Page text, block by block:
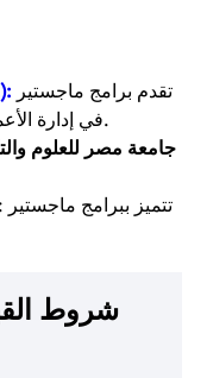
:
في إدارة الأعمال، الصحافة، والسياسات العامة.
جامعة مصر للعلوم
: تتميز
شروط